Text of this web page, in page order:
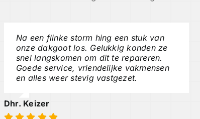
Na een flinke storm hing een stuk van
onze dakgoot los. Gelukkig konden ze
snel langskomen om dit te repareren.
Goede service, vriendelijke vakmensen
en alles weer stevig vastgezet.
Dhr. Keizer